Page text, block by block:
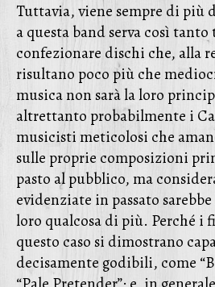
Tuttavia, viene sempre di più
a questa band serva così
confezionare dischi che, alla
risultano poco più che
musica non sarà la loro
altrettanto probabilmente i
musicisti meticolosi che
sulle proprie composizioni
pasto al pubblico, ma
evidenziate in passato
loro qualcosa di più. Perché i
questo caso si dimostrano
decisamente godibili, come